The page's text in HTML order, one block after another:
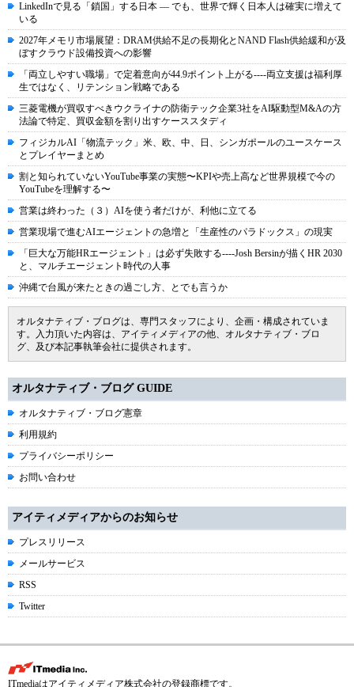
LinkedInで見る「鎖国」する日本 ― でも、世界で輝く日本人は確実に増えて
いる
2027年メモリ市場展望：DRAM供給不足の長期化とNAND Flash供給緩和が及
ぼすクラウド設備投資への影響
「両立しやすい職場」で定着意向が44.9ポイント上がる----両立支援は福利厚
生ではなく、リテンション戦略である
三菱電機が買収すべきウクライナの防衛テック企業3社をAI駆動型M&Aの方
法論で特定、買収金額を割り出すケーススタディ
フィジカルAI「物流テック」米、欧、中、日、シンガポールのユースケース
とプレイヤーまとめ
割と知られていないYouTube事業の実態〜KPIや売上高など世界規模で今の
YouTubeを理解する〜
営業は終わった（３）AIを使う者だけが、利他に立てる
営業現場で進むAIエージェントの急増と「生産性のパラドックス」の現実
「巨大な万能HRエージェント」は必ず失敗する----Josh Bersinが描くHR 2030
と、マルチエージェント時代の人事
沖縄で台風が来たときの過ごし方、とでも言うか
オルタナティブ・ブログは、専門スタッフにより、企画・構成されていま
す。入力頂いた内容は、アイティメディアの他、オルタナティブ・ブロ
グ、及び本記事執筆会社に提供されます。
オルタナティブ・ブログ GUIDE
オルタナティブ・ブログ憲章
利用規約
プライバシーポリシー
お問い合わせ
アイティメディアからのお知らせ
プレスリリース
メールサービス
RSS
Twitter
ITmediaはアイティメディア株式会社の登録商標です。